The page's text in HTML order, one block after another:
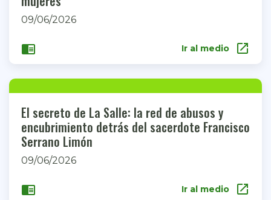
09/06/2026
chrome_reader_mode Ir al medio open_in_new
El secreto de La Salle: la red de abusos y
encubrimiento detrás del sacerdote Francisco
Serrano Limón
09/06/2026
chrome_reader_mode Ir al medio open_in_new